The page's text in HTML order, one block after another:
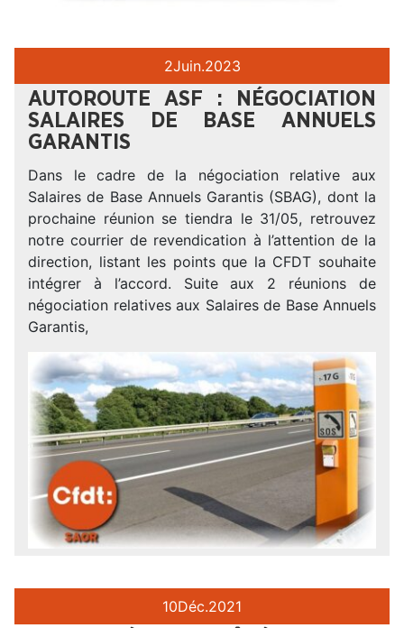
2Juin.2023
AUTOROUTE ASF : NÉGOCIATION
SALAIRES DE BASE ANNUELS
GARANTIS
Dans le cadre de la négociation relative aux
Salaires de Base Annuels Garantis (SBAG), dont la
prochaine réunion se tiendra le 31/05, retrouvez
notre courrier de revendication à l’attention de la
direction, listant les points que la CFDT souhaite
intégrer à l’accord. Suite aux 2 réunions de
négociation relatives aux Salaires de Base Annuels
Garantis,
10Déc.2021